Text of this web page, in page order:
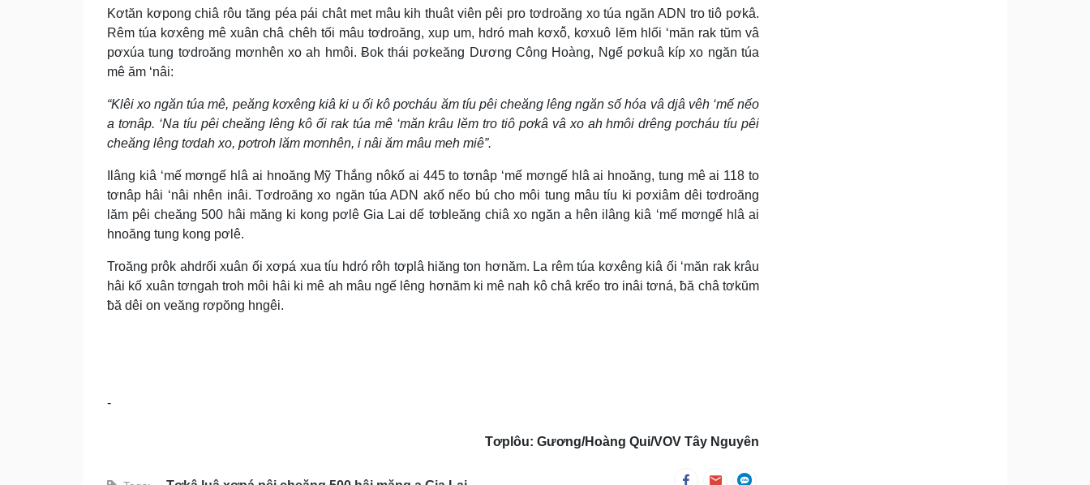
Kơtăn kơpong chiâ rôu tăng péa pái chât met mâu kih thuât viên pêi pro tơdroăng xo túa ngăn ADN tro tiô pơkâ.
Rêm túa kơxêng mê xuân châ chêh tối mâu tơdroăng, xup um, hdró mah kơxô̆, kơxuô lĕm hlối ‘măn rak tŭm vâ
pơxúa tung tơdroăng mơnhên xo ah hmôi. Ƀok thái pơkeăng Dương Công Hoàng, Ngế pơkuâ kíp xo ngăn túa
mê ăm ‘nâi:
“Klêi xo ngăn túa mê, peăng kơxêng kiâ ki u ối kô pơcháu ăm tíu pêi cheăng lêng ngăn số hóa vâ djâ vêh ‘mế nếo
a tơnâp. ‘Na tíu pêi cheăng lêng kô ối rak túa mê ‘măn krâu lĕm tro tiô pơkâ vâ xo ah hmôi drêng pơcháu tíu pêi
cheăng lêng tơdah xo, pơtroh lăm mơnhên, i nâi ăm mâu meh miê”.
Ilâng kiâ ‘mế mơngế hlâ ai hnoăng Mỹ Thắng nôkố ai 445 to tơnâp ‘mế mơngế hlâ ai hnoăng, tung mê ai 118 to
tơnâp hâi ‘nâi nhên inâi. Tơdroăng xo ngăn túa ADN akố nếo bú cho môi tung mâu tíu ki pơxiâm dêi tơdroăng
lăm pêi cheăng 500 hâi măng ki kong pơlê Gia Lai dế tơbleăng chiâ xo ngăn a hên ilâng kiâ ‘mế mơngế hlâ ai
hnoăng tung kong pơlê.
Troăng prôk ahdrối xuân ối xơpá xua tíu hdró rôh tơplâ hiăng ton hơnăm. La rêm túa kơxêng kiâ ối ‘măn rak krâu
hâi kố xuân tơngah troh môi hâi ki mê ah mâu ngế lêng hơnăm ki mê nah kô châ krếo tro inâi tơná, ƀă châ tơkŭm
ƀă dêi on veăng rơpŏng hngêi.
-
Tơplôu: Gương/Hoàng Qui/VOV Tây Nguyên